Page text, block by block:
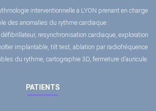
interventionnelle à LYON prenant en charge
des anomalies du rythme cardiaque :
resynchronisation cardiaque, exploration
implantable, tilt test, ablation par radiofréquence
du rythme, cartographie 3D, fermeture d’auricule.
PATIENTS